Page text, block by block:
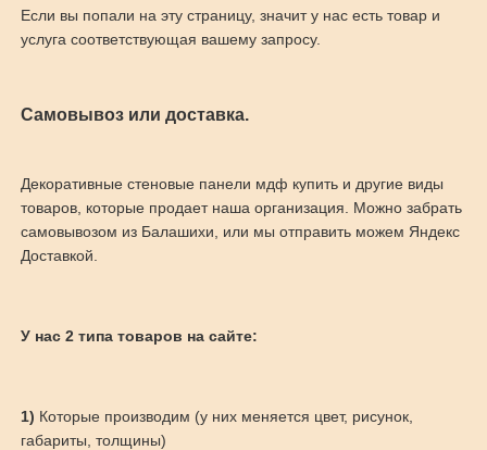
Если вы попали на эту страницу, значит у нас есть товар и
услуга соответствующая вашему запросу.
Самовывоз или доставка.
Декоративные стеновые панели мдф купить и другие виды
товаров, которые продает наша организация. Можно забрать
самовывозом из Балашихи, или мы отправить можем Яндекс
Доставкой.
У нас 2 типа товаров на сайте:
1) Которые производим (у них меняется цвет, рисунок,
габариты, толщины)